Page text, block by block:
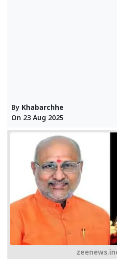
By Khabarchhe
On 23 Aug 2025